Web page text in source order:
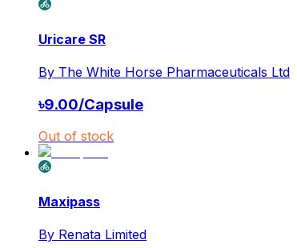
Uricare SR
By The White Horse Pharmaceuticals Ltd
৳9.00/Capsule
Out of stock
Maxipass
By Renata Limited